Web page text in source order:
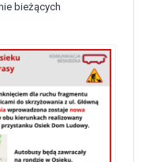
bieżących